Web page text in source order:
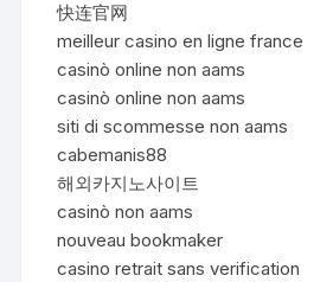
快连官网
meilleur casino en ligne france
casinò online non aams
casinò online non aams
siti di scommesse non aams
cabemanis88
해외카지노사이트
casinò non aams
nouveau bookmaker
casino retrait sans verification